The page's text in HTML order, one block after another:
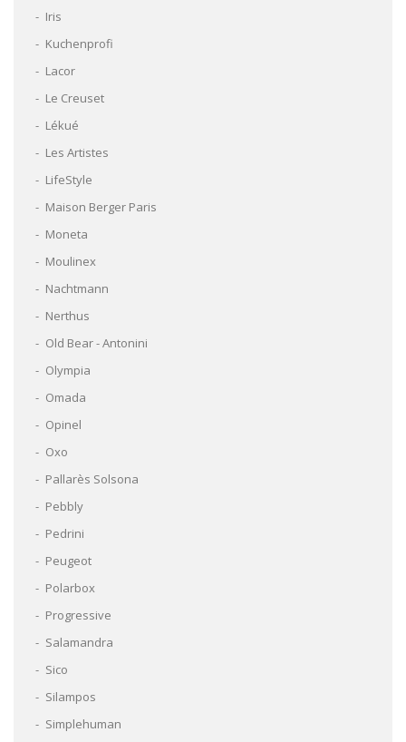
Iris
Kuchenprofi
Lacor
Le Creuset
Lékué
Les Artistes
LifeStyle
Maison Berger Paris
Moneta
Moulinex
Nachtmann
Nerthus
Old Bear - Antonini
Olympia
Omada
Opinel
Oxo
Pallarès Solsona
Pebbly
Pedrini
Peugeot
Polarbox
Progressive
Salamandra
Sico
Silampos
Simplehuman